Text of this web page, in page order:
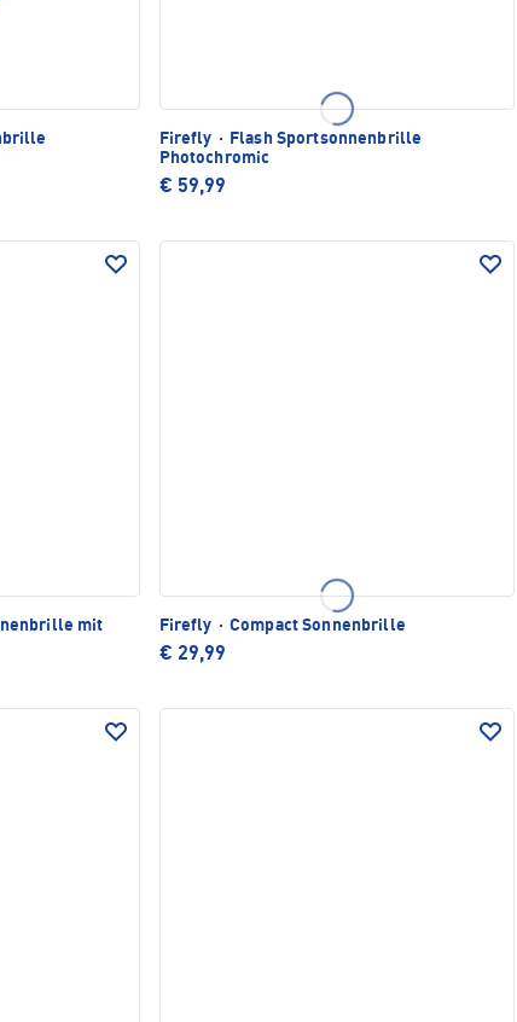
Firefly ·
Flash Sportsonnenbrille
Photochromic
€ 59,99
mit
Firefly · Compact Sonnenbrille
€ 29,99